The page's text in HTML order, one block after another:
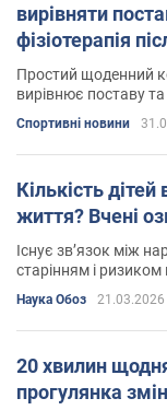
вирівняти
фізіотерапія
Простий щоденний
вирівнює поставу
Спортивні новини
Кількість
життя? Вчені
Існує зв’язок між
старінням і ризиком
Наука Обоз 21.03.2026
20 хвилин
прогулянка